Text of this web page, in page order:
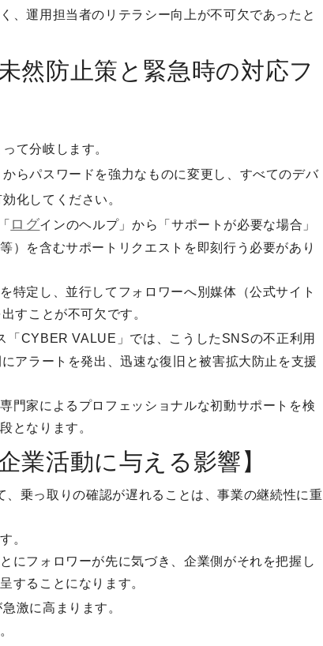
、運用担当者のリテラシー向上が不可欠であったと
然防止策と緊急時の対応フ
て分岐します。
らパスワードを強力なものに変更し、すべてのデバ
化してください。
ログインのヘルプ」から「サポートが必要な場合」
）を含むサポートリクエストを即刻行う必要があり
特定し、並行してフォロワーへ別媒体（公式サイト
すことが不可欠です。
「CYBER VALUE」では、こうしたSNSの不正利用
アラートを発出、迅速な復旧と被害拡大防止を支援
門家によるプロフェッショナルな初動サポートを検
となります。
業活動に与える影響】
乗っ取りの確認が遅れることは、事業の継続性に重
。
にフォロワーが先に気づき、企業側がそれを把握し
することになります。
激に高まります。